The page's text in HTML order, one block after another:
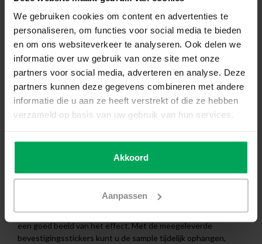
We gebruiken cookies om content en advertenties te
personaliseren, om functies voor social media te bieden
en om ons websiteverkeer te analyseren. Ook delen we
informatie over uw gebruik van onze site met onze
partners voor social media, adverteren en analyse. Deze
partners kunnen deze gegevens combineren met andere
informatie die u aan ze heeft verstrekt of die ze hebben
verzameld op basis van uw gebruik van hun services.
Akkoord
Aanpassen
sample eenvoudig op het glas te plaatsen
De sample wordt standaard geleverd in A5-
formaat
Alle specificaties van de SPM70E worden
overzichtelijk bijgevoegd
U kunt eenvoudig een sample van de SPM70E bestellen,
heeft ontvangen, kunt u de raamfolie op uw gemak bekijken
en vergelijken. Door de folie tegen het glas te houden, krijgt u
een goed beeld van het effect. Met de meegeleverde
bevestigingsstickers kunt u de sample tijdelijk ophangen,